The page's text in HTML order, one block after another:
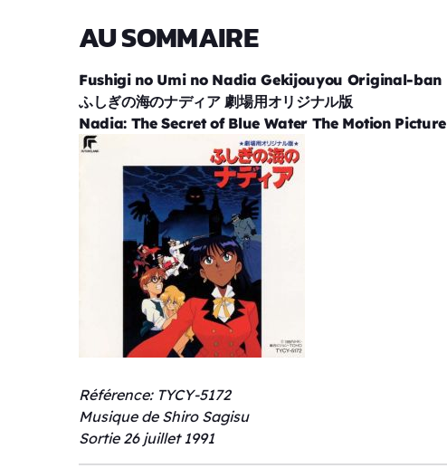
AU SOMMAIRE
Fushigi no Umi no Nadia Gekijouyou Original-ban
ふしぎの海のナディア 劇場用オリジナル版
Nadia: The Secret of Blue Water The Motion Picture
Référence: TYCY-5172
Musique de Shiro Sagisu
Sortie 26 juillet 1991